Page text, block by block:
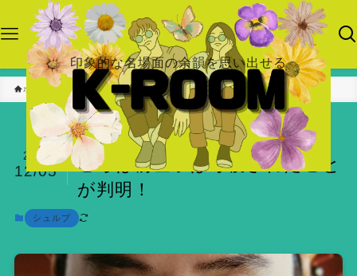
印象的な名場面の余韻を思い出せる
ホーム シュルプ
シュルプ13話ネタバレ！見ど
ころは前世子は毒殺されたこと
が判明！
2022
12/05
シュルプ